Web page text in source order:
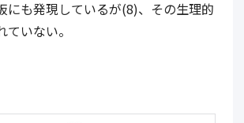
にも発現しているが(8)、その生理的
いない。